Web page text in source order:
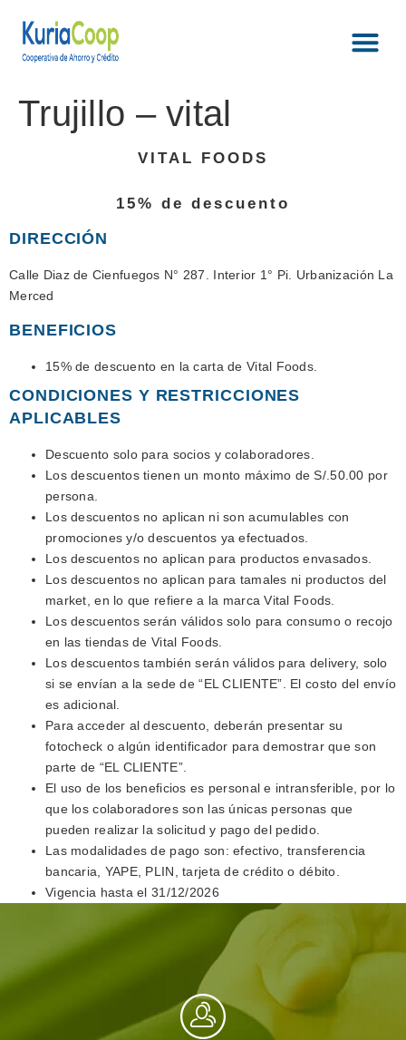
Trujillo – vital
VITAL FOODS
15% de descuento
DIRECCIÓN
Calle Diaz de Cienfuegos N° 287. Interior 1° Pi. Urbanización La
Merced
BENEFICIOS
15% de descuento en la carta de Vital Foods.
CONDICIONES Y RESTRICCIONES
APLICABLES
Descuento solo para socios y colaboradores.
Los descuentos tienen un monto máximo de S/.50.00 por
persona.
Los descuentos no aplican ni son acumulables con
promociones y/o descuentos ya efectuados.
Los descuentos no aplican para productos envasados.
Los descuentos no aplican para tamales ni productos del
market, en lo que refiere a la marca Vital Foods.
Los descuentos serán válidos solo para consumo o recojo
en las tiendas de Vital Foods.
Los descuentos también serán válidos para delivery, solo
si se envían a la sede de “EL CLIENTE”. El costo del envío
es adicional.
Para acceder al descuento, deberán presentar su
fotocheck o algún identificador para demostrar que son
parte de “EL CLIENTE”.
El uso de los beneficios es personal e intransferible, por lo
que los colaboradores son las únicas personas que
pueden realizar la solicitud y pago del pedido.
Las modalidades de pago son: efectivo, transferencia
bancaria, YAPE, PLIN, tarjeta de crédito o débito.
Vigencia hasta el 31/12/2026